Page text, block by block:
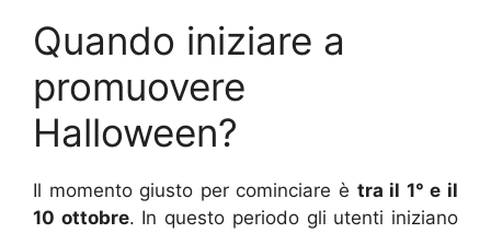
Quando iniziare a
promuovere
Halloween?
Il momento giusto per cominciare è tra il 1° e il
10 ottobre. In questo periodo gli utenti iniziano